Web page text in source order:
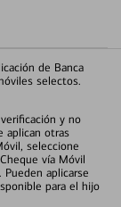
de Banca
selectos.
y no
aplican otras
seleccione
vía Móvil
aplicarse
para el hijo